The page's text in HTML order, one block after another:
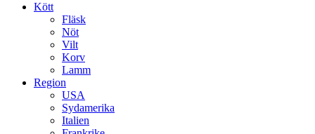
Kött
Fläsk
Nöt
Vilt
Korv
Lamm
Region
USA
Sydamerika
Italien